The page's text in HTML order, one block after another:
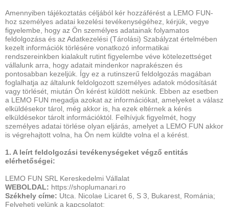
Amennyiben tájékoztatás céljából kér hozzáférést a LEMO FUN-
hoz személyes adatai kezelési tevékenységéhez, kérjük, vegye
figyelembe, hogy az Ön személyes adatainak folyamatos
feldolgozása és az Adatkezelési (Tárolási) Szabályzat értelmében
kezelt információk törlésére vonatkozó informatikai
rendszereinkben kialakult rutint figyelembe véve kötelezettséget
vállalunk arra, hogy adatait mindenkor naprakészen és
pontosabban kezeljük. Így ez a rutinszerű feldolgozás magában
foglalhatja az általunk feldolgozott személyes adatok módosítását
vagy törlését, miután Ön kérést küldött nekünk. Ebben az esetben
a LEMO FUN megadja azokat az információkat, amelyeket a válasz
elküldésekor tárol, még akkor is, ha ezek eltérnek a kérés
elküldésekor tárolt információktól. Felhívjuk figyelmét, hogy
személyes adatai törlése olyan eljárás, amelyet a LEMO FUN akkor
is végrehajtott volna, ha Ön nem küldte volna el a kérést.
1. A leírt feldolgozási tevékenységeket végző entitás
elérhetőségei:
LEMO FUN SRL Kereskedelmi Vállalat
WEBOLDAL: https://shoplumanari.ro
Székhely címe: Utca. Nicolae Licaret 6, S 3, Bukarest, Románia;
Felveheti velünk a kapcsolatot: